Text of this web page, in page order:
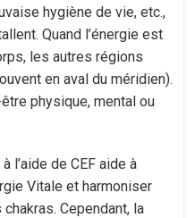
hygiène de vie, etc.,
Quand l’énergie est
les autres régions
en aval du méridien).
physique, mental ou
l’aide de CEF aide à
Vitale et harmoniser
Cependant, la